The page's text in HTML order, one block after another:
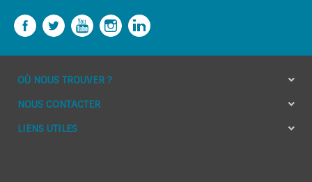
OÙ NOUS TROUVER ?
NOUS CONTACTER
LIENS UTILES